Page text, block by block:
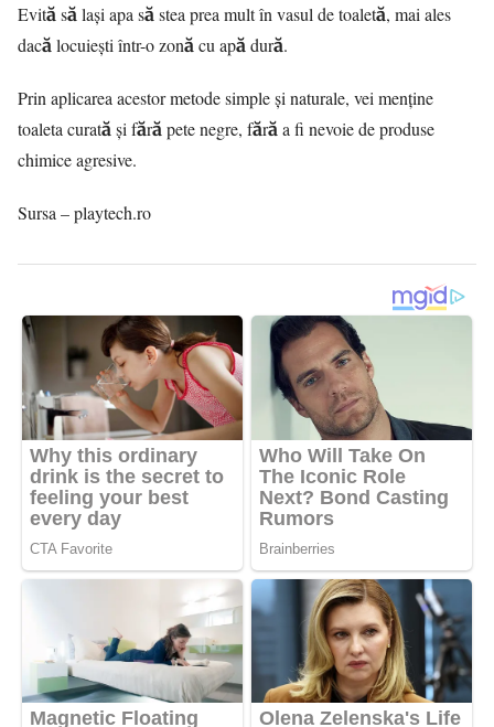
Evită să lași apa să stea prea mult în vasul de toaletă, mai ales
dacă locuiești într-o zonă cu apă dură.
Prin aplicarea acestor metode simple și naturale, vei menține
toaleta curată și fără pete negre, fără a fi nevoie de produse
chimice agresive.
Sursa – playtech.ro